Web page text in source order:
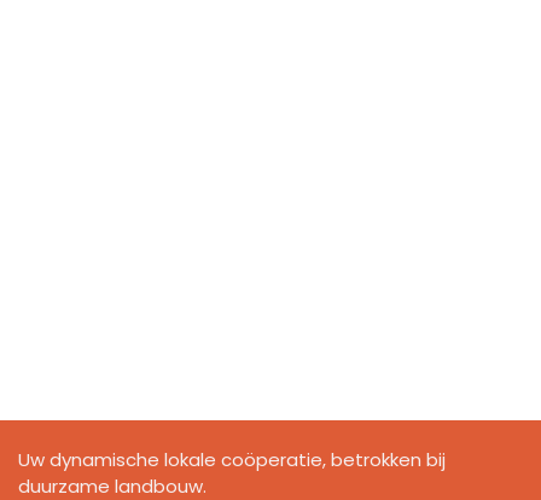
Uw dynamische lokale coöperatie, betrokken bij
duurzame landbouw.